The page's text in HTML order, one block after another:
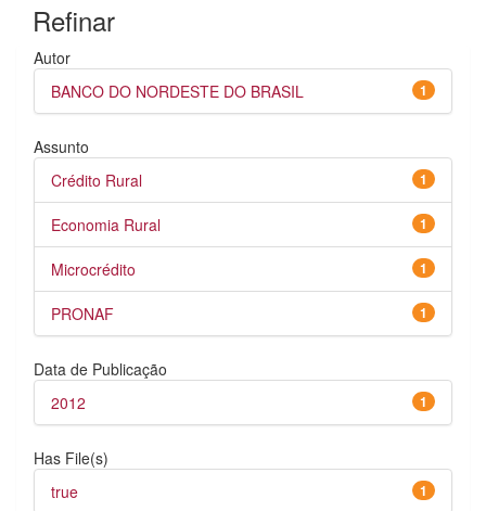
Refinar
Autor
1
BANCO DO NORDESTE DO BRASIL
Assunto
1
Crédito Rural
1
Economia Rural
1
Microcrédito
1
PRONAF
Data de Publicação
1
2012
Has File(s)
1
true